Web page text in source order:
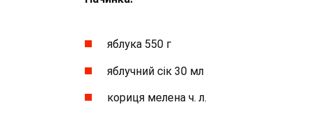
яблука 550 г
яблучний сік 30 мл
кориця мелена ч. л.